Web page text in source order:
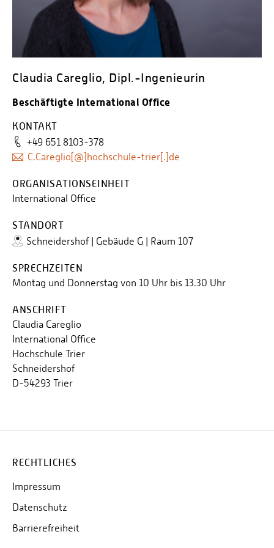
Personalvertretungen
Schwerbehindertenvertretungen
Informationssicherheit
Personalentwicklung
Claudia Careglio, Dipl.-Ingenieurin
Beschäftigte International Office
KONTAKT
+49 651 8103-378
C.Careglio[@]hochschule-trier[.]de
ORGANISATIONSEINHEIT
International Office
STANDORT
Schneidershof | Gebäude G | Raum 107
SPRECHZEITEN
Montag und Donnerstag von 10 Uhr bis 13.30 Uhr
ANSCHRIFT
Claudia Careglio
International Office
Hochschule Trier
Schneidershof
D-54293 Trier
RECHTLICHES
Impressum
Datenschutz
Barrierefreiheit